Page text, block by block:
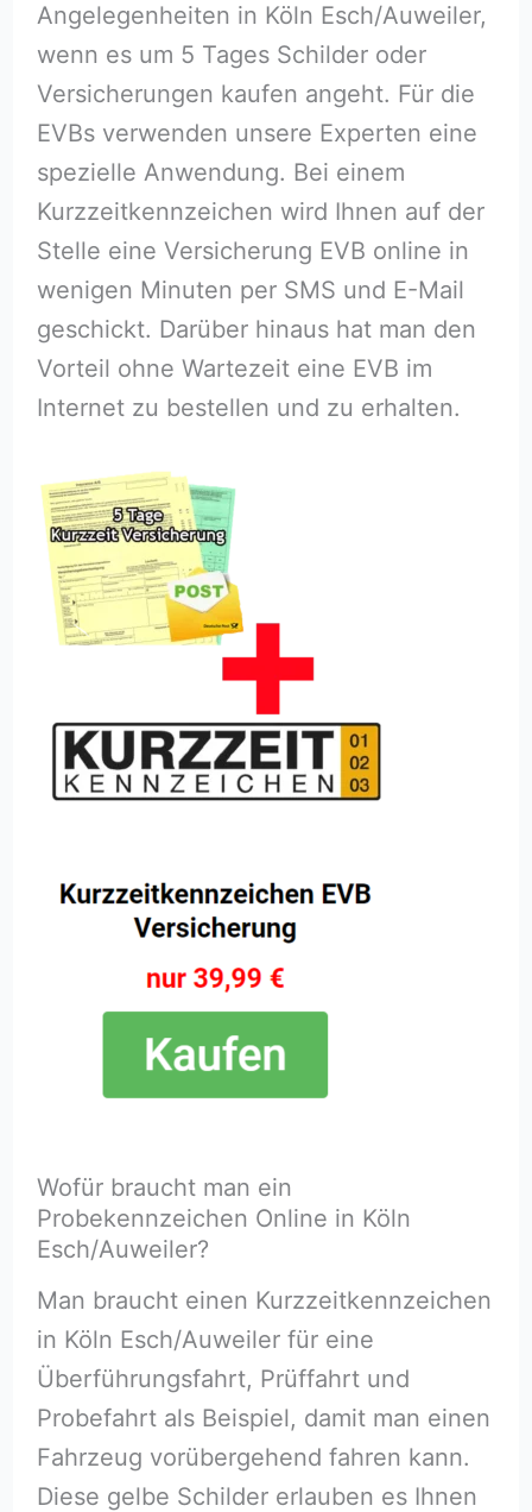
Angelegenheiten in Köln Esch/Auweiler,
wenn es um 5 Tages Schilder oder
Versicherungen kaufen angeht. Für die
EVBs verwenden unsere Experten eine
spezielle Anwendung. Bei einem
Kurzzeitkennzeichen wird Ihnen auf der
Stelle eine Versicherung EVB online in
wenigen Minuten per SMS und E-Mail
geschickt. Darüber hinaus hat man den
Vorteil ohne Wartezeit eine EVB im
Internet zu bestellen und zu erhalten.
Wofür braucht man ein
Probekennzeichen Online in Köln
Esch/Auweiler?
Man braucht einen Kurzzeitkennzeichen
in Köln Esch/Auweiler für eine
Überführungsfahrt, Prüffahrt und
Probefahrt als Beispiel, damit man einen
Fahrzeug vorübergehend fahren kann.
Diese gelbe Schilder erlauben es Ihnen